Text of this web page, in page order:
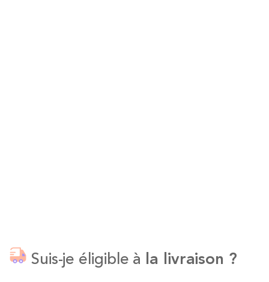
Suis-je éligible à la livraison ?